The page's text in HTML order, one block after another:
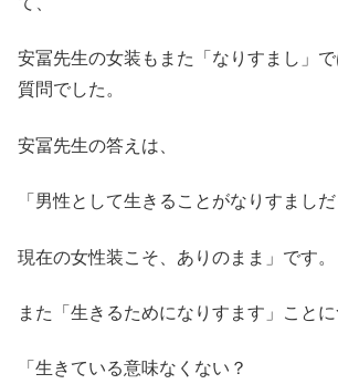
安冨先生の女装もまた「なりすまし」
質問でした。
安冨先生の答えは、
「男性として生きることがなりすましだ
現在の女性装こそ、ありのまま」です。
また「生きるためになりすます」ことに
「生きている意味なくない？